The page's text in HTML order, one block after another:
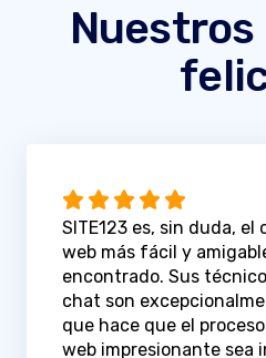
SITE123 es, sin duda,
web más fácil y
encontrado. Sus
chat son
que hace que el
web impresionante sea